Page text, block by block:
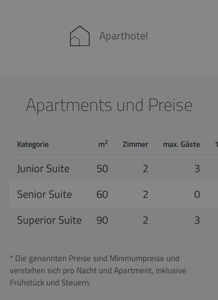
Aparthotel
Apartments und Preise
Kategorie m2 Zimmer max. Gäste
Junior Suite 50 2
3
Senior Suite
60 2
0
Superior Suite
90 2 3
* Die genannten Preise sind Minimumpreise und
verstehen sich pro Nacht und Apartment, inklusive
Frühstück und Steuern.